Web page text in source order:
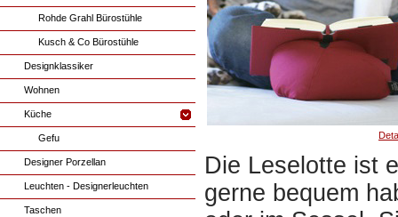
Rohde Grahl Bürostühle
Kusch & Co Bürostühle
Designklassiker
Wohnen
Küche
Gefu
Designer Porzellan
Leuchten - Designerleuchten
Taschen
Die Leselotte ist
gerne bequem